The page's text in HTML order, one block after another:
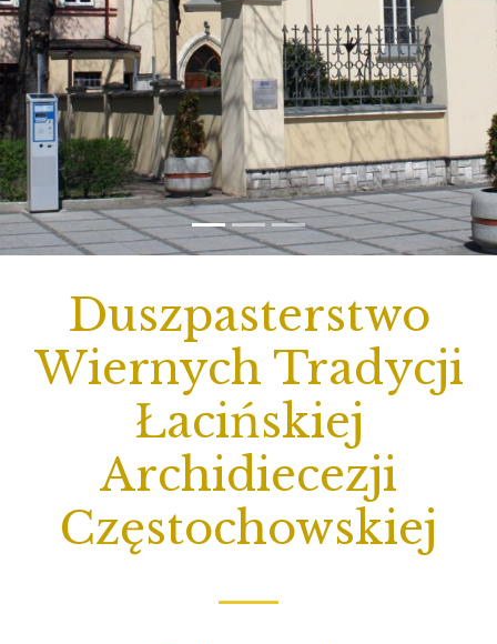
Duszpasterstwo
Wiernych Tradycji
Łacińskiej
Archidiecezji
Częstochowskiej